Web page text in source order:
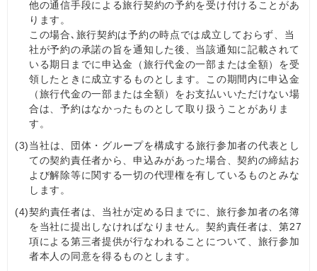
他の通信手段による旅行契約の予約を受け付けることがあ
ります。
この場合､旅行契約は予約の時点では成立しておらず、当
社が予約の承諾の旨を通知した後、当該通知に記載されて
いる期日までに申込金（旅行代金の一部または全額）を受
領したときに成立するものとします。この期間内に申込金
（旅行代金の一部または全額）をお支払いいただけない場
合は、予約はなかったものとして取り扱うことがありま
す。
(3)当社は、団体・グループを構成する旅行参加者の代表とし
ての契約責任者から、申込みがあった場合、契約の締結お
よび解除等に関する一切の代理権を有しているものとみな
します。
(4)契約責任者は、当社が定める日までに、旅行参加者の名簿
を当社に提出しなければなりません。契約責任者は、第27
項による第三者提供が行なわれることについて、旅行参加
者本人の同意を得るものとします。